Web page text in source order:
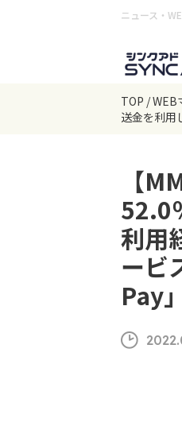
ニュース・
TOP WEB
送金を利用
【
52.0
利用
ービ
Pay」